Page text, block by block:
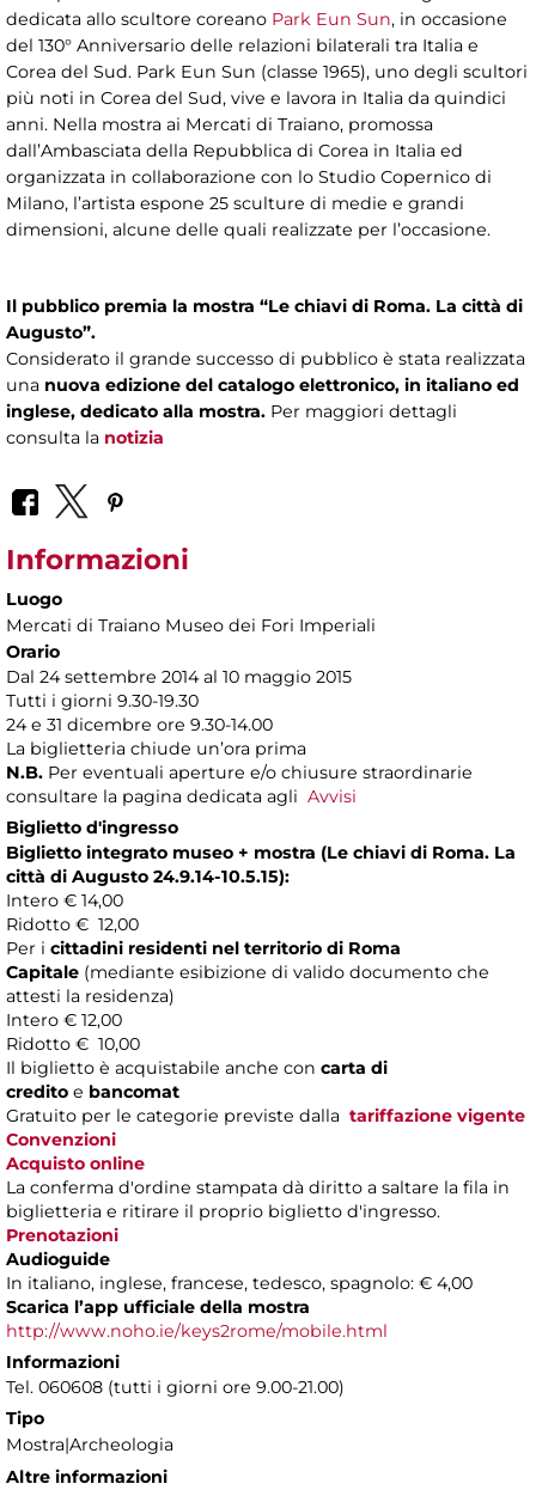
dedicata allo scultore coreano Park Eun Sun, in occasione
del 130° Anniversario delle relazioni bilaterali tra Italia e
Corea del Sud. Park Eun Sun (classe 1965), uno degli scultori
più noti in Corea del Sud, vive e lavora in Italia da quindici
anni. Nella mostra ai Mercati di Traiano, promossa
dall’Ambasciata della Repubblica di Corea in Italia ed
organizzata in collaborazione con lo Studio Copernico di
Milano, l’artista espone 25 sculture di medie e grandi
dimensioni, alcune delle quali realizzate per l’occasione.
Il pubblico premia la mostra “Le chiavi di Roma. La città di
Augusto”.
Considerato il grande successo di pubblico è stata realizzata
una nuova edizione del catalogo elettronico, in italiano ed
inglese, dedicato alla mostra. Per maggiori dettagli
consulta la notizia
Informazioni
Luogo
Mercati di Traiano Museo dei Fori Imperiali
Orario
Dal 24 settembre 2014 al 10 maggio 2015
Tutti i giorni 9.30-19.30
24 e 31 dicembre ore 9.30-14.00
La biglietteria chiude un’ora prima
N.B. Per eventuali aperture e/o chiusure straordinarie
consultare la pagina dedicata agli Avvisi
Biglietto d'ingresso
Biglietto integrato museo + mostra (Le chiavi di Roma. La
città di Augusto 24.9.14-10.5.15):
Intero € 14,00
Ridotto € 12,00
Per i cittadini residenti nel territorio di Roma
Capitale (mediante esibizione di valido documento che
attesti la residenza)
Intero € 12,00
Ridotto € 10,00
Il biglietto è acquistabile anche con carta di
credito e bancomat
Gratuito per le categorie previste dalla tariffazione vigente
Convenzioni
Acquisto online
La conferma d'ordine stampata dà diritto a saltare la fila in
biglietteria e ritirare il proprio biglietto d'ingresso.
Prenotazioni
Audioguide
In italiano, inglese, francese, tedesco, spagnolo: € 4,00
Scarica l’app ufficiale della mostra
http://www.noho.ie/keys2rome/mobile.html
Informazioni
Tel. 060608 (tutti i giorni ore 9.00-21.00)
Tipo
Mostra|Archeologia
Altre informazioni